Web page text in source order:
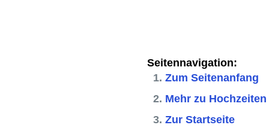
Seitennavigation:
Zum Seitenanfang
Mehr zu Hochzeiten
Zur Startseite